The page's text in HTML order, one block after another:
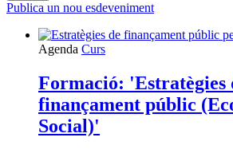
Publica un nou esdeveniment
L'esdeveniment:
'Estratègies
de
finançament
públic
(Economia
Agenda Curs
Formació: 'Estratègies
finançament públic
Social)'